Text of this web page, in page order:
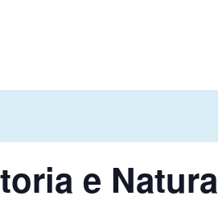
e Natura